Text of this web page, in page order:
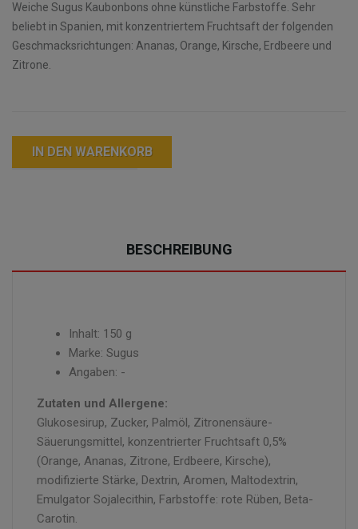
Weiche Sugus Kaubonbons ohne künstliche Farbstoffe. Sehr
beliebt in Spanien, mit konzentriertem Fruchtsaft der folgenden
Geschmacksrichtungen: Ananas, Orange, Kirsche, Erdbeere und
Zitrone.
IN DEN WARENKORB
BESCHREIBUNG
Inhalt: 150 g
Marke: Sugus
Angaben: -
Zutaten und Allergene:
Glukosesirup, Zucker, Palmöl, Zitronensäure-
Säuerungsmittel, konzentrierter Fruchtsaft 0,5%
(Orange, Ananas, Zitrone, Erdbeere, Kirsche),
modifizierte Stärke, Dextrin, Aromen, Maltodextrin,
Emulgator Sojalecithin, Farbstoffe: rote Rüben, Beta-
Carotin.